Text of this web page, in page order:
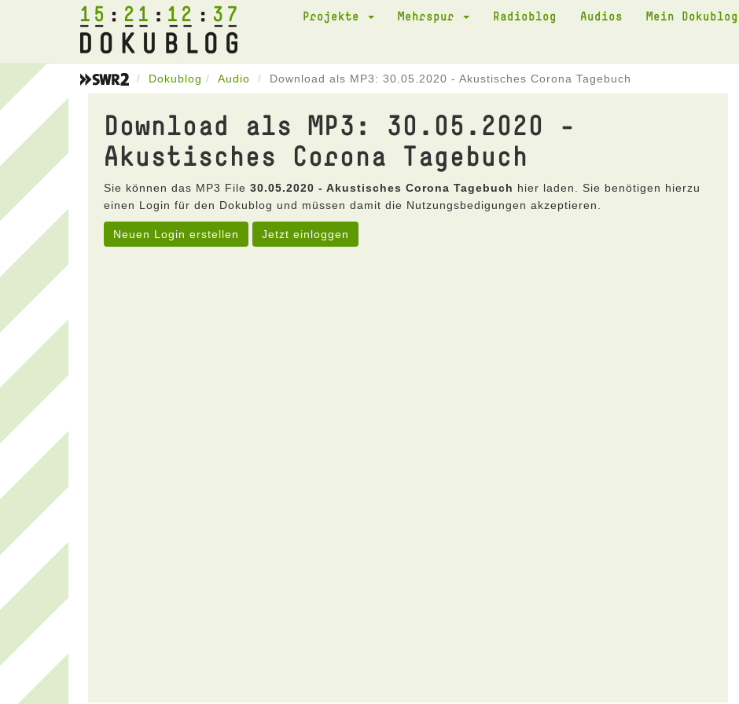
15 21 12 37 Projekte Mehrspur Radioblog Audios Mein Dokublog
Dokublog Audio Download als MP3: 30.05.2020 - Akustisches Corona Tagebuch
Download als MP3: 30.05.2020 -
Akustisches Corona Tagebuch
Sie können das MP3 File 30.05.2020 - Akustisches Corona Tagebuch hier laden. Sie benötigen hierzu
einen Login für den Dokublog und müssen damit die Nutzungsbedigungen akzeptieren.
Neuen Login erstellen Jetzt einloggen